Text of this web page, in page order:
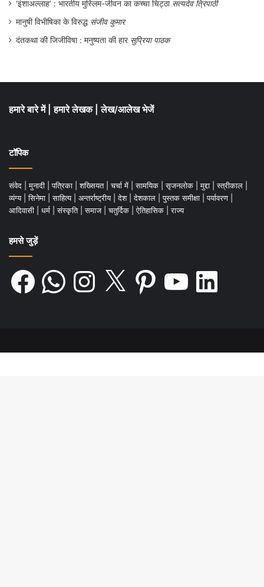
‘इंशाअल्लाह’ : भारतीय मुस्लिम-जीवन का कच्चा चिट्ठा सत्यदेव त्रिपाठी
मानुषी विभीषिका के विरुद्ध संजीव कुमार
दंतकथा की जिजीविषा : मनुष्यता की हार सुप्रिया पाठक
हमारे बारे में हमारे लेखक लेख/आलेख भेजें
टॉपिक
संवेद मुनादी पत्रिका शख्सियत चर्चा में सामयिक सृजनलोक मुद्दा स्त्रीकाल
व्यंग्य
सिनेमा साहित्य अन्तर्राष्ट्रीय देश देशकाल पुस्तक समीक्षा पर्यावरण
आदिवासी
धर्म संस्कृति समाज चतुर्दिक ऐतिहासिक राज्य
हमसे जुड़ें
Facebook WhatsAppInstagram Pinterest LinkedIn